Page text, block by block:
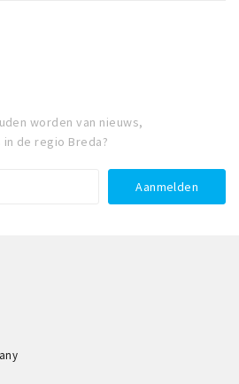
worden van nieuws,
de regio Breda?